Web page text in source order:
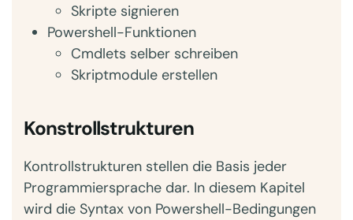
Skripte signieren
Powershell-Funktionen
Cmdlets selber schreiben
Skriptmodule erstellen
Konstrollstrukturen
Kontrollstrukturen stellen die Basis jeder
Programmiersprache dar. In diesem Kapitel
wird die Syntax von Powershell-Bedingungen